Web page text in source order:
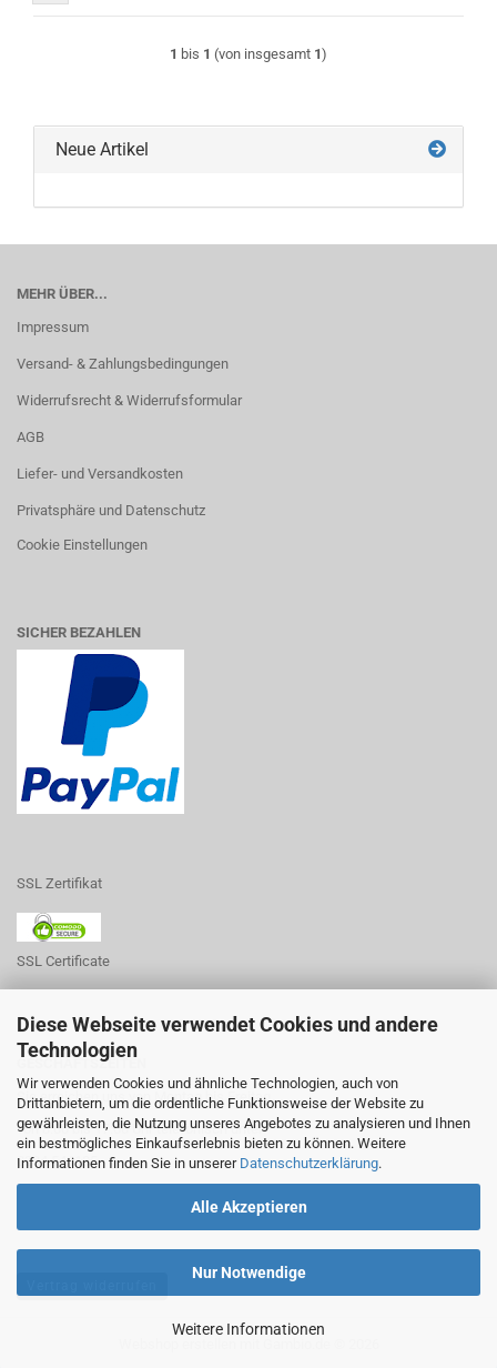
Diese Webseite verwendet Cookies und andere
Technologien
Wir verwenden Cookies und ähnliche Technologien, auch von
Drittanbietern, um die ordentliche Funktionsweise der Website zu
gewährleisten, die Nutzung unseres Angebotes zu analysieren und Ihnen
ein bestmögliches Einkaufserlebnis bieten zu können. Weitere
Informationen finden Sie in unserer Datenschutzerklärung.
Alle Akzeptieren
Nur Notwendige
Weitere Informationen
1 bis 1 (von insgesamt 1)
Neue Artikel
MEHR ÜBER...
Impressum
Versand- & Zahlungsbedingungen
Widerrufsrecht & Widerrufsformular
AGB
Liefer- und Versandkosten
Privatsphäre und Datenschutz
Cookie Einstellungen
SICHER BEZAHLEN
SSL Zertifikat
SSL Certificate
GESCHÄFTSZEITEN
Sie erreichen uns von Montag bis Freitag
von 8:00 bis 17:00 Uhr telefonisch unter
0234 541185